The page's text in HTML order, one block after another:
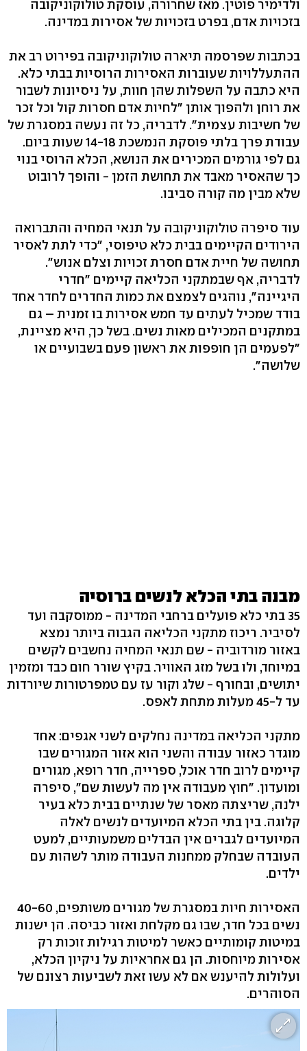
ולדימיר פוטין. מאז שחרורה, עוסקת טולוקוניקובה
בזכויות אדם, בפרט בזכויות של אסירות במדינה.
בכתבות שפרסמה תיארה טולוקוניקובה בפירוט רב את
ההתעללויות שעוברות האסירות הרוסיות בבתי כלא.
היא כתבה על השפלות שהן חוות, על ניסיונות לשבור
את רוחן ולהפוך אותן "לחיות אדם חסרות קול וכל זכר
של חשיבות עצמית". לדבריה, כל זה נעשה במסגרת של
עבודת פרך בלתי פוסקת הנמשכת 14-18 שעות ביום.
גם לפי גורמים המכירים את הנושא, הכלא הרוסי בנוי
כך שהאסיר מאבד את תחושת הזמן - והופך לרובוט
שלא מבין מה קורה סביבו.
עוד סיפרה טולוקוניקובה על תנאי המחיה והתברואה
הירודים הקיימים בבית כלא טיפוסי, "כדי לתת לאסיר
תחושה של חיית אדם חסרת זכויות וצלם אנוש".
לדבריה, אף שבמתקני הכליאה קיימים "חדרי
היגיינה", נוהגים לצמצם את כמות החדרים לחדר אחד
בודד שמכיל לעתים עד חמש אסירות בו זמנית – גם
במתקנים המכילים מאות נשים. בשל כך, היא מציינת,
"לפעמים הן חופפות את ראשון פעם בשבועיים או
שלושה".
מבנה בתי הכלא לנשים ברוסיה
35 בתי כלא פועלים ברחבי המדינה - ממוסקבה ועד
לסיביר. ריכוז מתקני הכליאה הגבוה ביותר נמצא
באזור מורדוביה - שם תנאי המחיה נחשבים לקשים
במיוחד, ולו בשל מזג האוויר. בקיץ שורר חום כבד ומזמין
יתושים, ובחורף - שלג וקור עז עם טמפרטורות שיורדות
עד ל-45 מעלות מתחת לאפס.
מתקני הכליאה במדינה נחלקים לשני אגפים: אחד
מוגדר כאזור עבודה והשני הוא אזור המגורים שבו
קיימים לרוב חדר אוכל, ספרייה, חדר רופא, מגורים
ומועדון. "חוץ מעבודה אין מה לעשות שם", סיפרה
ילנה, שריצתה מאסר של שנתיים בבית כלא בעיר
קלוגה. בין בתי הכלא המיועדים לנשים לאלה
המיועדים לגברים אין הבדלים משמעותיים, למעט
העובדה שבחלק ממחנות העבודה מותר לשהות עם
ילדים.
האסירות חיות במסגרת של מגורים משותפים, 40-60
נשים בכל חדר, שבו גם מקלחת ואזור כביסה. הן ישנות
במיטות קומותיים כאשר למיטות רגילות זוכות רק
אסירות מיוחסות. הן גם אחראיות על ניקיון הכלא,
ועלולות להיענש אם לא עשו זאת לשביעות רצונם של
הסוהרים.